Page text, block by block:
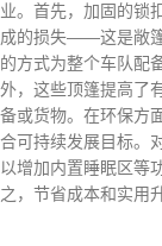
业。首先，加固的锁
成的损失——这是敞
的方式为整个车队配
外，这些顶篷提高了
备或货物。在环保方
合可持续发展目标。
以增加内置睡眠区等
之，节省成本和实用